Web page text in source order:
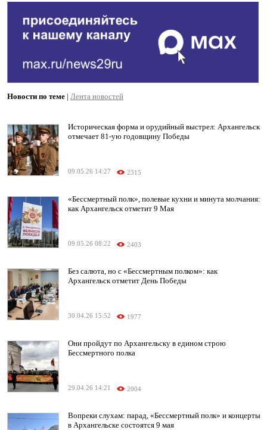
Новости по теме | Лента новостей
Историческая форма и орудийный выстрел: Архангельск
отмечает 81-ую годовщину Победы
09.05.26 14:27 2315
«Бессмертный полк», полевые кухни и минута молчания:
как Архангельск отметит 9 Мая
09.05.26 08:22 2403
Без салюта, но с «Бессмертным полком»: как
Архангельск отметит День Победы
30.04.26 15:52 1977
Они пройдут по Архангельску в едином строю
Бессмертного полка
29.04.26 14:21 2004
Вопреки слухам: парад, «Бессмертный полк» и концерты
в Архангельске состоятся 9 мая